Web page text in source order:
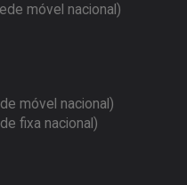
móvel nacional)
móvel nacional)
fixa nacional)